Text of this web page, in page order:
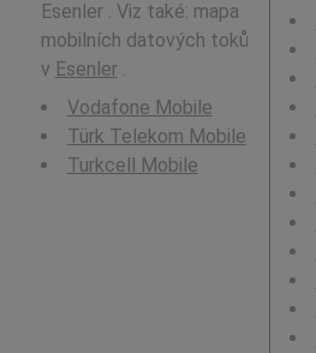
Esenler . Viz také: mapa
mobilních datových toků
v Esenler.
Vodafone Mobile
Türk Telekom Mobile
Turkcell Mobile